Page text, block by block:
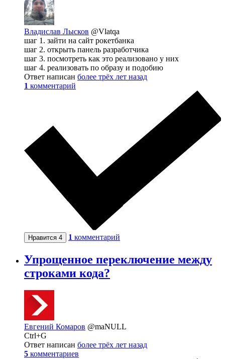
Владислав Лысков @Vlatqa
шаг 1. зайти на сайт рокетбанка
шаг 2. открыть панель разработчика
шаг 3. посмотреть как это реализовано у них
шаг 4. реализовать по образу и подобию
Ответ написан более трёх лет назад
1 комментарий
Нравится 4 1 комментарий
Упрощенное переключение между
строками кода?
Евгений Комаров @maNULL
Ctrl+G
Ответ написан более трёх лет назад
5 комментариев